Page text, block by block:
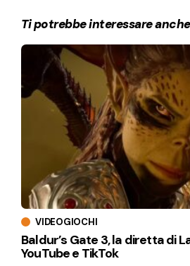
Ti potrebbe interessare anche
VIDEOGIOCHI
Baldur’s Gate 3, la diretta di
YouTube e TikTok